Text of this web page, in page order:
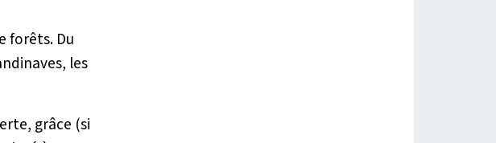
forêts. Du
les
grâce (si